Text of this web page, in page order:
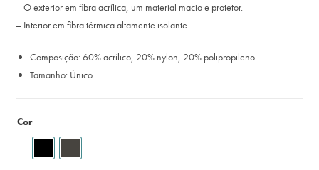
– O exterior em fibra acrílica, um material macio e protetor.
– Interior em fibra térmica altamente isolante.
Composição: 60% acrílico, 20% nylon, 20% polipropileno
Tamanho: Único
Cor